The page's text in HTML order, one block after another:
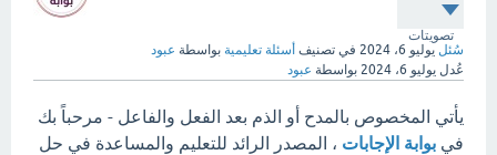
تصويتات
سُئل يوليو 6، 2024 في تصنيف أسئلة تعليمية بواسطة عبود
عُدل يوليو 6، 2024 بواسطة عبود
يأتي المخصوص بالمدح أو الذم بعد الفعل والفاعل - مرحباً بك
في بوابة الإجابات ، المصدر الرائد للتعليم والمساعدة في حل